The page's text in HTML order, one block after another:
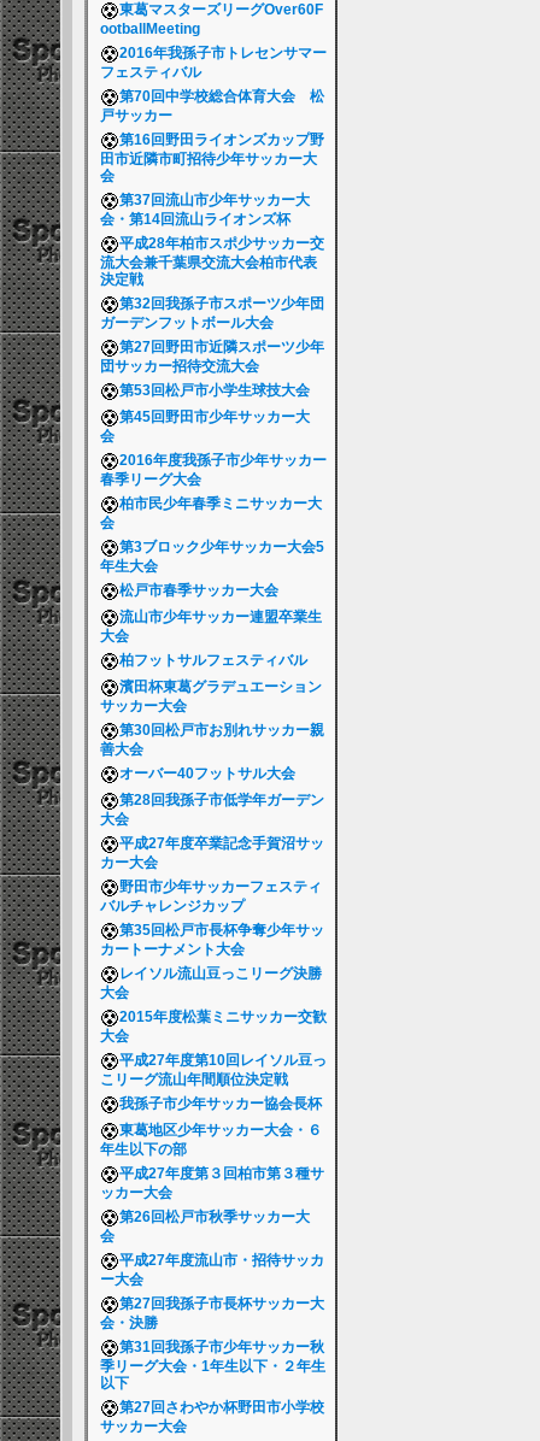
東葛マスターズリーグOver60F
ootballMeeting
2016年我孫子市トレセンサマー
フェスティバル
第70回中学校総合体育大会 松
戸サッカー
第16回野田ライオンズカップ野
田市近隣市町招待少年サッカー大
会
第37回流山市少年サッカー大
会・第14回流山ライオンズ杯
平成28年柏市スポ少サッカー交
流大会兼千葉県交流大会柏市代表
決定戦
第32回我孫子市スポーツ少年団
ガーデンフットボール大会
第27回野田市近隣スポーツ少年
団サッカー招待交流大会
第53回松戸市小学生球技大会
第45回野田市少年サッカー大
会
2016年度我孫子市少年サッカー
春季リーグ大会
柏市民少年春季ミニサッカー大
会
第3ブロック少年サッカー大会5
年生大会
松戸市春季サッカー大会
流山市少年サッカー連盟卒業生
大会
柏フットサルフェスティバル
濱田杯東葛グラデュエーション
サッカー大会
第30回松戸市お別れサッカー親
善大会
オーバー40フットサル大会
第28回我孫子市低学年ガーデン
大会
平成27年度卒業記念手賀沼サッ
カー大会
野田市少年サッカーフェスティ
バルチャレンジカップ
第35回松戸市長杯争奪少年サッ
カートーナメント大会
レイソル流山豆っこリーグ決勝
大会
2015年度松葉ミニサッカー交歓
大会
平成27年度第10回レイソル豆っ
こリーグ流山年間順位決定戦
我孫子市少年サッカー協会長杯
東葛地区少年サッカー大会・６
年生以下の部
平成27年度第３回柏市第３種サ
ッカー大会
第26回松戸市秋季サッカー大
会
平成27年度流山市・招待サッカ
ー大会
第27回我孫子市長杯サッカー大
会・決勝
第31回我孫子市少年サッカー秋
季リーグ大会・1年生以下・２年生
以下
第27回さわやか杯野田市小学校
サッカー大会